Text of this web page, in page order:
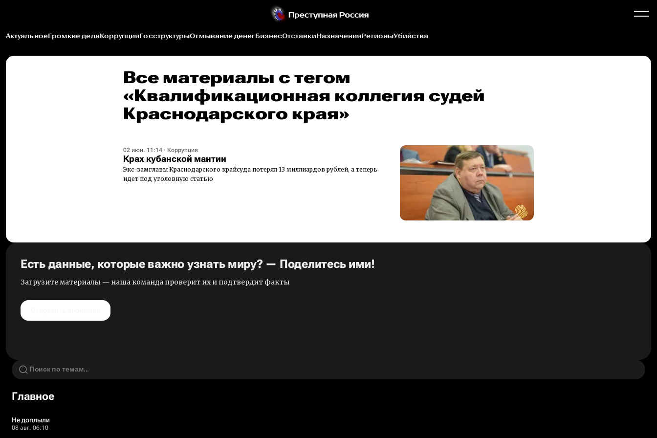
АктуальноеГромкие делаКоррупцияГосструктурыОтмывание денегБизнесОтставкиНазначенияРегионыУбийства
Все материалы c тегом
«Квалификационная коллегия судей
Краснодарского края»
02 июн. 11:14 · Коррупция
Крах кубанской мантии
Экс-замглавы Краснодарского крайсуда потерял 13 миллиардов рублей, а теперь
идет под уголовную статью
Есть данные, которые важно узнать миру? — Поделитесь ими!
Загрузите материалы — наша команда проверит их и подтвердит факты
Главное
Не доплыли
08 авг. 06:10